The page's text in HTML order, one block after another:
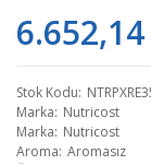
Stok Kodu
Marka Nutricost
Marka Nutricost
Aroma Aromasız